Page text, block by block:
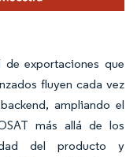
exportaciones que
fluyen cada vez
ampliando el
más allá de los
del producto y